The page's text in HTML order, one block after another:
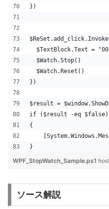
})
$TextBlock.Text =
  $Watch.Stop()
  $Watch.Reset()
})
$result =
if ($result -eq $false)
{
}
WPF_StopWatch_Sample.ps1
ソース解説